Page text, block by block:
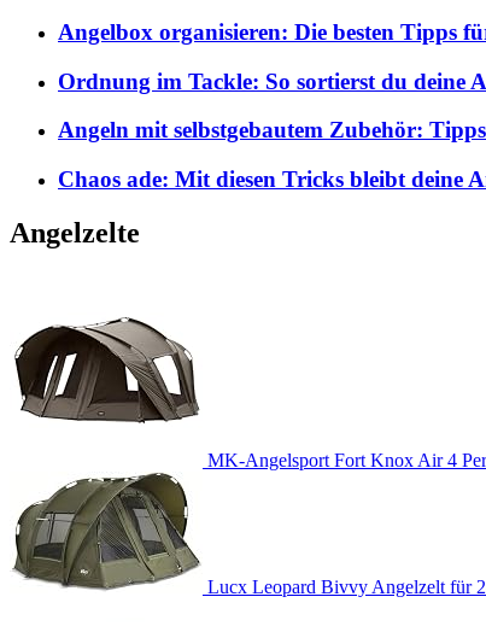
Angelbox organisieren: Die besten Tipps
Ordnung im Tackle: So sortierst du deine
Angeln mit selbstgebautem Zubehör:
Chaos ade: Mit diesen Tricks bleibt deine
Angelzelte
MK-Angelsport Fort Knox Air 4
Lucx Leopard Bivvy Angelzelt für